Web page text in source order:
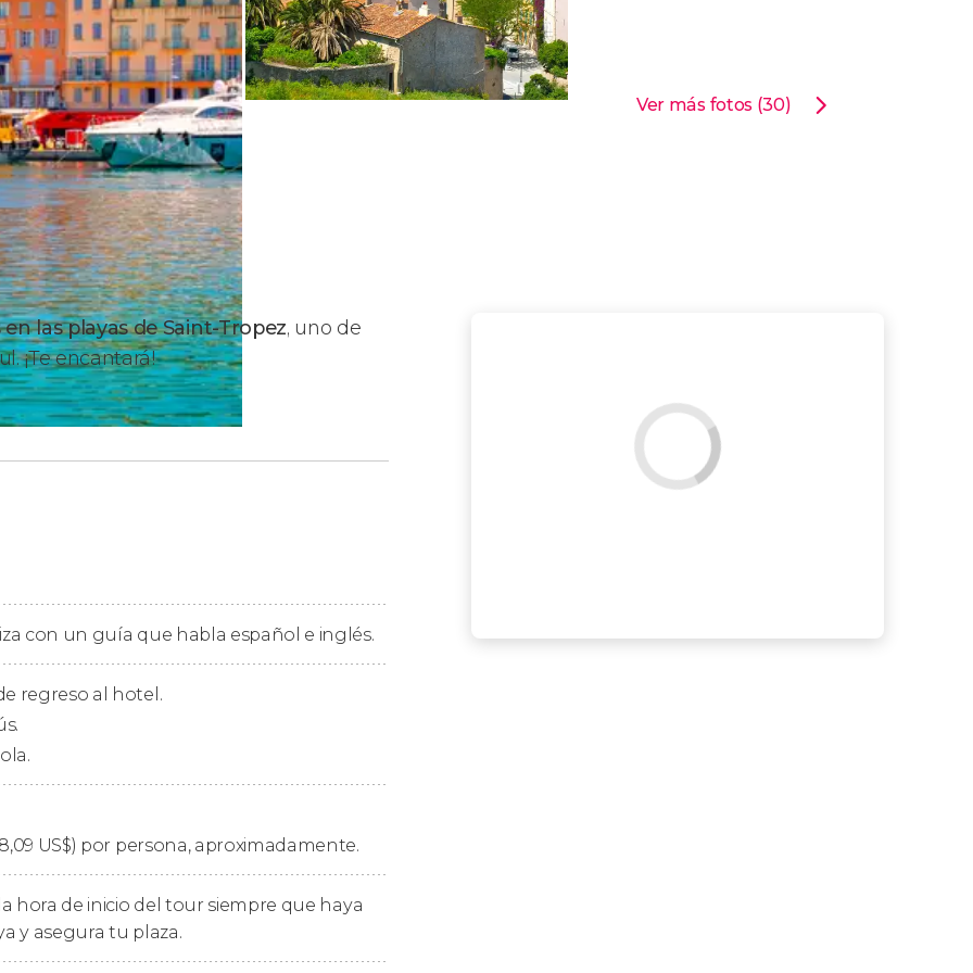
Ver más fotos (30)
las playas de Saint-Tropez, uno de
¡Te encantará!
ligada al mar, y por ello dispone de
como la
de unpaseo en barco por la bahía de
de mayo y septiembre, y tiene un coste
donde llegaremos a las 17:00 horas.
con un guía que habla español e inglés.
regreso al hotel.
US$) por persona, aproximadamente.
hora de inicio del tour siempre que haya
y asegura tu plaza.